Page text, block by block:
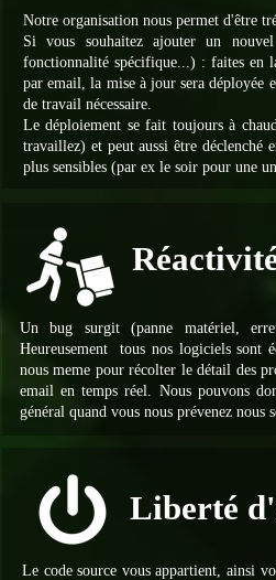
Notre organisation nous permet d'être
Si vous souhaitez ajouter un
fonctionnalité spécifique...) : faites en
par email, la mise à jour sera déployée
de travail nécessaire.
Le déploiement se fait toujours à
travaillez) et peut aussi être déclenché
plus sensibles (par ex le soir pour une
Un bug surgit (panne matériel,
Heureusement tous nos logiciels sont
nous meme pour récolter le détail des
email en temps réel. Nous pouvons
général quand vous nous prévenez nous
Liberté
Le code source vous appartient, ainsi